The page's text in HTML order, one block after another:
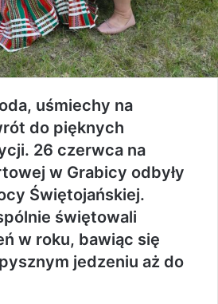
uśmiechy na
do pięknych
26 czerwca na
w Grabicy odbyły
Świętojańskiej.
świętowali
w roku, bawiąc się
jedzeniu aż do